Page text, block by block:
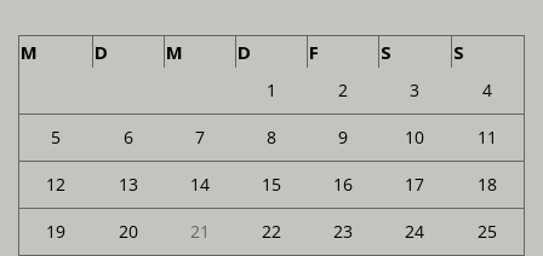
M D M D F S S
1 2 3 4
5 6 7 8 9 10 11
12 13 14 15 16 17 18
19 20 21 22 23 24 25